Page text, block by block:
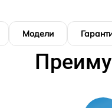
Модели